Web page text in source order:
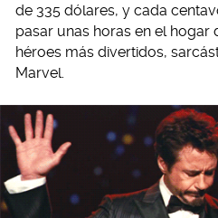
de 335 dólares, y cada
pasar unas horas en el hogar
héroes más divertidos,
Marvel.